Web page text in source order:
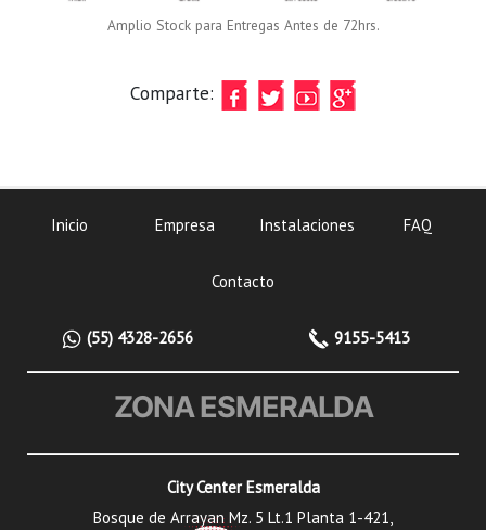
Amplio Stock para Entregas Antes de 72hrs.
Comparte:
Inicio Empresa Instalaciones FAQ
Contacto
(55) 4328-2656 9155-5413
ZONA ESMERALDA
City Center Esmeralda
Bosque de Arrayan Mz. 5 Lt.1 Planta 1-421,